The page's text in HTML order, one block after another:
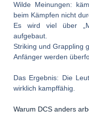
Wilde Meinungen:
beim Kämpfen nicht
Es wird viel über
aufgebaut.
Striking und Grappling
Anfänger werden
Das Ergebnis: Die
wirklich kampffähig.
Warum DCS anders